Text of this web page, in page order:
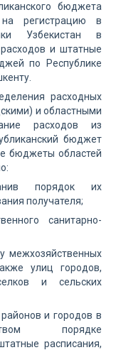
бюджета
регистрацию в
Узбекистан в
и штатные
по Республике
расходных
и областными
расходов из
бюджет
бюджеты областей
порядок их
получателя;
санитарно-
межхозяйственных
улиц городов,
и сельских
и городов в
порядке
расписания,